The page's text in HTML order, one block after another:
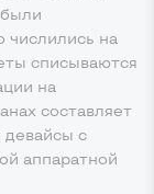
числились на
списываются
на
составляет
девайсы с
аппаратной